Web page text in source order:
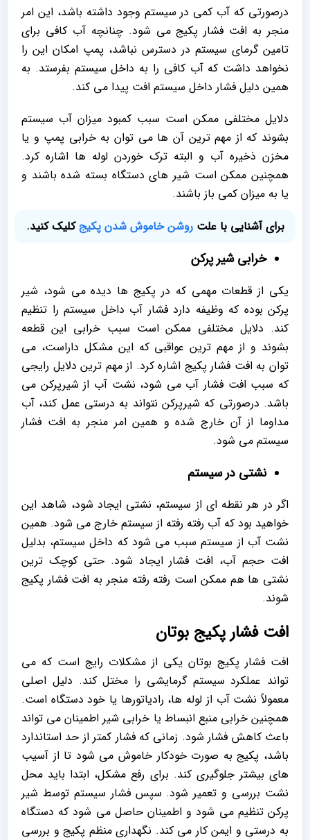
درصورتی که آب کمی در سیستم وجود داشته باشد، این امر
منجر به افت فشار پکیج می شود. چنانچه آب کافی برای
تامین گرمای سیستم در دسترس نباشد، پمپ امکان این را
نخواهد داشت که آب کافی را به داخل سیستم بفرستد. به
همین دلیل فشار داخل سیستم افت پیدا می کند.
دلایل مختلفی ممکن است سبب کمبود میزان آب سیستم
بشوند که از مهم ترین آن ها می توان به خرابی پمپ و یا
مخزن ذخیره آب و البته ترک خوردن لوله ها اشاره کرد.
همچنین ممکن است شیر های دستگاه بسته شده باشند و
یا به میزان کمی باز باشند.
برای آشنایی با علتروشن خاموش شدن پکیجکلیک کنید.
خرابی شیر پرکن
یکی از قطعات مهمی که در پکیج ها دیده می شود، شیر
پرکن بوده که وظیفه دارد فشار آب داخل سیستم را تنظیم
کند. دلایل مختلفی ممکن است سبب خرابی این قطعه
بشوند و از مهم ترین عواقبی که این مشکل داراست، می
توان به افت فشار پکیج اشاره کرد. از مهم ترین دلایل رایجی
که سبب افت فشار آب می شود، نشت آب از شیرپرکن می
باشد. درصورتی که شیرپرکن نتواند به درستی عمل کند، آب
مداوما از آن خارج شده و همین امر منجر به افت فشار
سیستم می شود.
نشتی در سیستم
اگر در هر نقطه ای از سیستم، نشتی ایجاد شود، شاهد این
خواهید بود که آب رفته رفته از سیستم خارج می شود. همین
نشت آب از سیستم سبب می شود که داخل سیستم، بدلیل
افت حجم آب، افت فشار ایجاد شود. حتی کوچک ترین
نشتی ها هم ممکن است رفته رفته منجر به افت فشار پکیج
شوند.
افت فشار پکیج بوتان
افت فشار پکیج بوتان یکی از مشکلات رایج است که می
‌تواند عملکرد سیستم گرمایشی را مختل کند. دلیل اصلی
معمولاً نشت آب از لوله‌ ها، رادیاتورها یا خود دستگاه است.
همچنین خرابی منبع انبساط یا خرابی شیر اطمینان می ‌تواند
باعث کاهش فشار شود. زمانی که فشار کمتر از حد استاندارد
باشد، پکیج به ‌صورت خودکار خاموش می ‌شود تا از آسیب
‌های بیشتر جلوگیری کند. برای رفع مشکل، ابتدا باید محل
نشت بررسی و تعمیر شود. سپس فشار سیستم توسط شیر
پرکن تنظیم می ‌شود و اطمینان حاصل می ‌شود که دستگاه
به ‌درستی و ایمن کار می ‌کند. نگهداری منظم پکیج و بررسی